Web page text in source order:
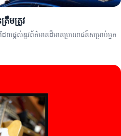
មត្រូវ
លផ្តល់នូវព័ត៌មានដ៏មានប្រយោជន៍សម្រាប់អ្នក